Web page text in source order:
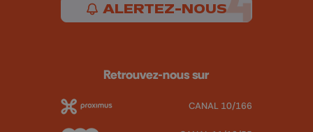
ALERTEZ-NOUS
Retrouvez-nous sur
CANAL 10/166